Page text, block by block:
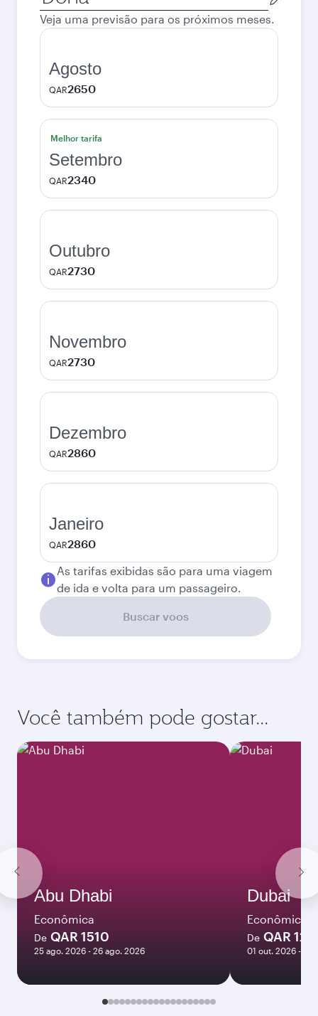
de
origem
Veja uma previsão para os próximos meses.
Agosto
QAR2650
Melhor tarifa
Setembro
QAR2340
Outubro
QAR2730
Novembro
QAR2730
Dezembro
QAR2860
Janeiro
QAR2860
As tarifas exibidas são para uma viagem
de ida e volta para um passageiro.
Buscar voos
Você também pode gostar...
Abu Dhabi
Econômica
De QAR 1510
25 ago. 2026 - 26 ago. 2026
Dubai
Econômica
De QAR
01 out. 2026 - 06